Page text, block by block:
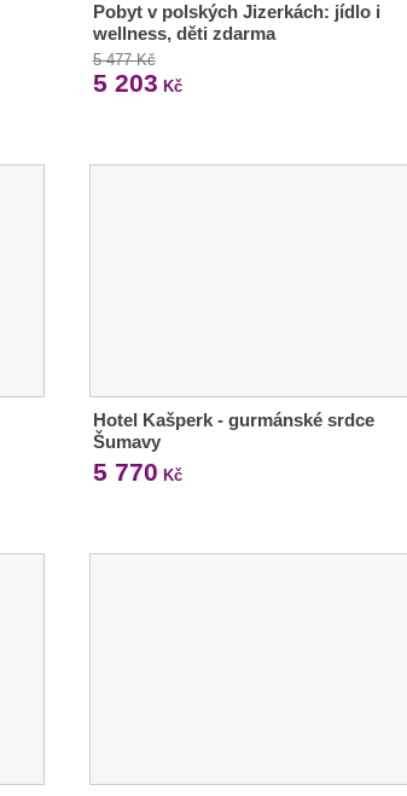
Pobyt v polských Jizerkách: jídlo i
wellness, děti zdarma
5 477 Kč
5 203 Kč
Hotel Kašperk - gurmánské srdce
Šumavy
5 770 Kč